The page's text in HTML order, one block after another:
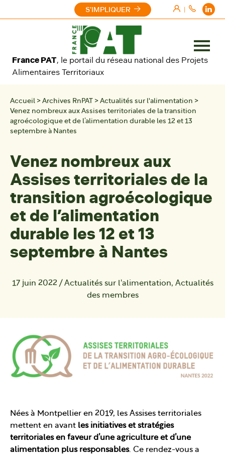
|
France PAT, le portail du réseau national des Projets
Alimentaires Territoriaux
S'IMPLIQUER
Ouvrir
le
Accueil > Archives RnPAT > Actualités sur l'alimentation >
Venez nombreux aux Assises territoriales de la transition
agroécologique et de l’alimentation durable les 12 et 13
septembre à Nantes
Venez nombreux aux
Assises territoriales de la
transition agroécologique
et de l’alimentation
durable les 12 et 13
septembre à Nantes
17 juin 2022 / Actualités sur l'alimentation, Actualités
des membres
Nées à Montpellier en 2019, les Assises territoriales
mettent en avant les initiatives et stratégies
territoriales en faveur d’une agriculture et d’une
alimentation plus responsables. Ce rendez-vous a